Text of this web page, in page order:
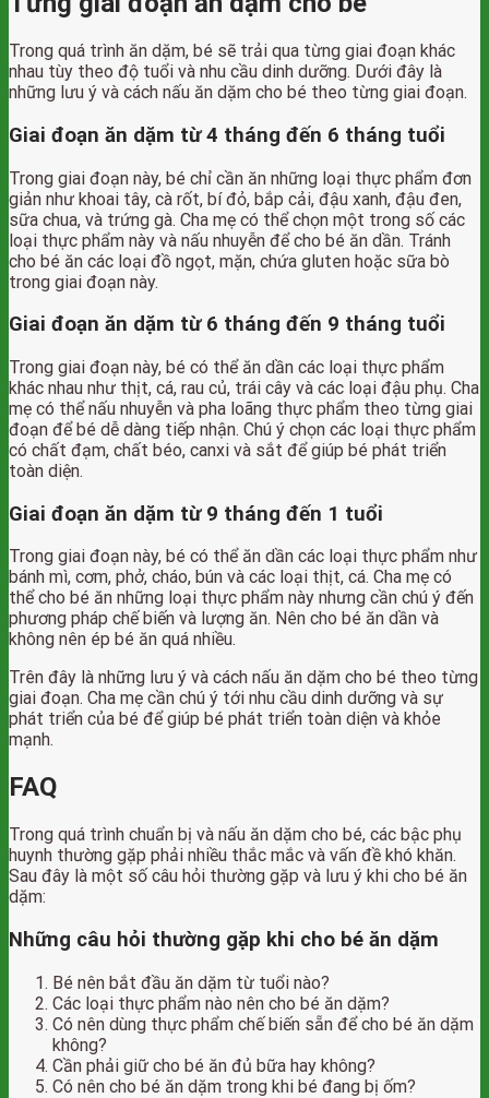
Trong quá trình ăn dặm, bé sẽ trải qua từng giai đoạn khác
nhau tùy theo độ tuổi và nhu cầu dinh dưỡng. Dưới đây là
những lưu ý và cách nấu ăn dặm cho bé theo từng giai đoạn.
Giai đoạn ăn dặm từ 4 tháng đến 6 tháng tuổi
Trong giai đoạn này, bé chỉ cần ăn những loại thực phẩm đơn
giản như khoai tây, cà rốt, bí đỏ, bắp cải, đậu xanh, đậu đen,
sữa chua, và trứng gà. Cha mẹ có thể chọn một trong số các
loại thực phẩm này và nấu nhuyễn để cho bé ăn dần. Tránh
cho bé ăn các loại đồ ngọt, mặn, chứa gluten hoặc sữa bò
trong giai đoạn này.
Giai đoạn ăn dặm từ 6 tháng đến 9 tháng tuổi
Trong giai đoạn này, bé có thể ăn dần các loại thực phẩm
khác nhau như thịt, cá, rau củ, trái cây và các loại đậu phụ. Cha
mẹ có thể nấu nhuyễn và pha loãng thực phẩm theo từng giai
đoạn để bé dễ dàng tiếp nhận. Chú ý chọn các loại thực phẩm
có chất đạm, chất béo, canxi và sắt để giúp bé phát triển
toàn diện.
Giai đoạn ăn dặm từ 9 tháng đến 1 tuổi
Trong giai đoạn này, bé có thể ăn dần các loại thực phẩm như
bánh mì, cơm, phở, cháo, bún và các loại thịt, cá. Cha mẹ có
thể cho bé ăn những loại thực phẩm này nhưng cần chú ý đến
phương pháp chế biến và lượng ăn. Nên cho bé ăn dần và
không nên ép bé ăn quá nhiều.
Trên đây là những lưu ý và cách nấu ăn dặm cho bé theo từng
giai đoạn. Cha mẹ cần chú ý tới nhu cầu dinh dưỡng và sự
phát triển của bé để giúp bé phát triển toàn diện và khỏe
mạnh.
FAQ
Trong quá trình chuẩn bị và nấu ăn dặm cho bé, các bậc phụ
huynh thường gặp phải nhiều thắc mắc và vấn đề khó khăn.
Sau đây là một số câu hỏi thường gặp và lưu ý khi cho bé ăn
dặm:
Những câu hỏi thường gặp khi cho bé ăn dặm
Bé nên bắt đầu ăn dặm từ tuổi nào?
Các loại thực phẩm nào nên cho bé ăn dặm?
Có nên dùng thực phẩm chế biến sẵn để cho bé ăn dặm
không?
Cần phải giữ cho bé ăn đủ bữa hay không?
Có nên cho bé ăn dặm trong khi bé đang bị ốm?